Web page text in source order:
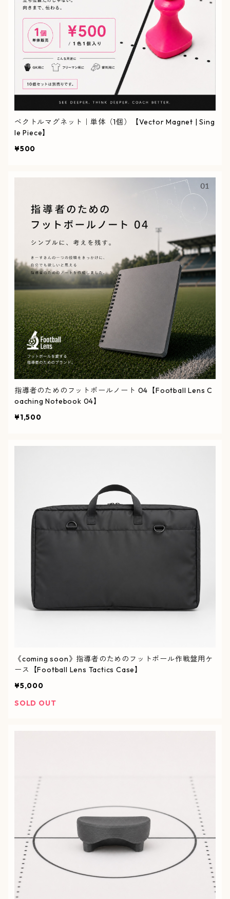
ベクトルマグネット｜単体（1個）【Vector Magnet | Sing
le Piece】
¥500
指導者のためのフットボールノート 04【Football Lens C
oaching Notebook 04】
¥1,500
《coming soon》指導者のためのフットボール作戦盤用ケ
ース【Football Lens Tactics Case】
¥5,000
SOLD OUT